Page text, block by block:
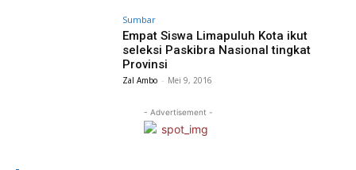
Sumbar
Empat Siswa Limapuluh Kota ikut
seleksi Paskibra Nasional tingkat
Provinsi
Zal Ambo - Mei 9, 2016
- Advertisement -